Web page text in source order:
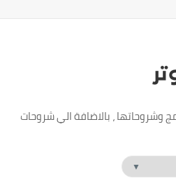
وشروحاتها ، بالاضافة الي شروحات